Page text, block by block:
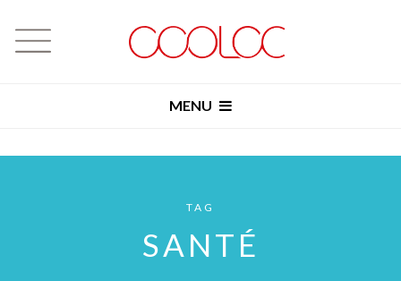
MENU
TAG
SANTÉ